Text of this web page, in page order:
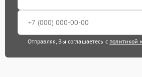
Отправляя, Вы соглашаетесь с политикой